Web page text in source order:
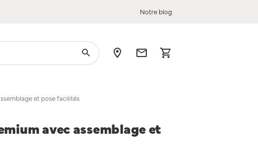
Notre blog
et pose facilités
avec assemblage et